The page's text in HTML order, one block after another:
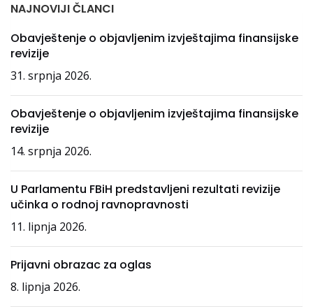
NAJNOVIJI ČLANCI
Obavještenje o objavljenim izvještajima finansijske
revizije
31. srpnja 2026.
Obavještenje o objavljenim izvještajima finansijske
revizije
14. srpnja 2026.
U Parlamentu FBiH predstavljeni rezultati revizije
učinka o rodnoj ravnopravnosti
11. lipnja 2026.
Prijavni obrazac za oglas
8. lipnja 2026.